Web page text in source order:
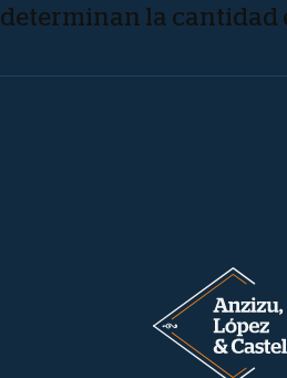
determinan la cantidad